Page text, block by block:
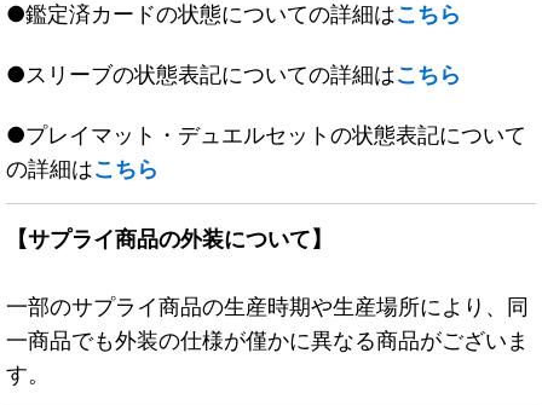
●鑑定済カードの状態についての詳細はこちら
●スリーブの状態表記についての詳細はこちら
●プレイマット・デュエルセットの状態表記について
の詳細はこちら
【サプライ商品の外装について】
一部のサプライ商品の生産時期や生産場所により、同
一商品でも外装の仕様が僅かに異なる商品がございま
す。